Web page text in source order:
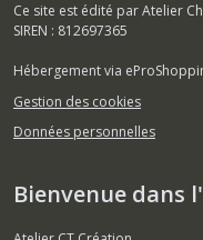
Ce site est édité par Atelier
SIREN : 812697365
Hébergement via
Gestion des cookies
Données personnelles
Bienvenue dans